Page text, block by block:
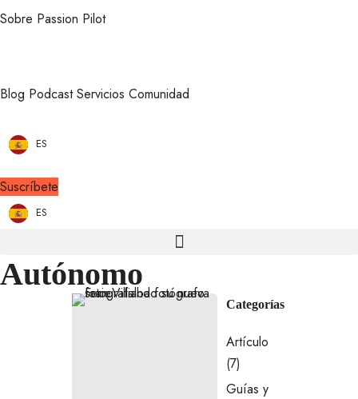
Sobre Passion Pilot
Blog Podcast Servicios Comunidad
ES
Suscríbete
ES
Autónomo
Categorías
Artículo
(7)
Guías y